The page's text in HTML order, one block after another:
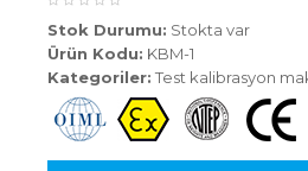
Stok Durumu: Stokta var
Ürün Kodu: KBM-1
Kategoriler: Test kalibrasyon